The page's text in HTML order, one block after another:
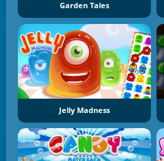
Garden Tales
Jelly Madness